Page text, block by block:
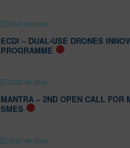
AGO 09 2026
ECDI – DUAL-USE DRONES
PROGRAMME
AGO 09 2026
MANTRA – 2ND OPEN CALL FOR
SMES
AGO 09 2026